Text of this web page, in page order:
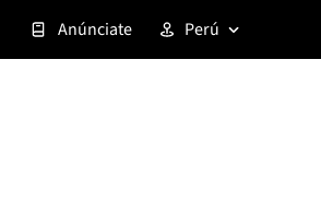
Anúnciate Perú